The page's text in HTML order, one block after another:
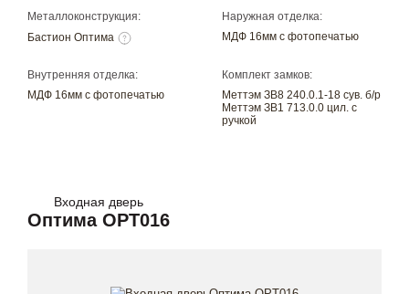
Металлоконструкция:
Бастион Оптима
Наружная отделка:
МДФ 16мм с фотопечатью
Внутренняя отделка:
МДФ 16мм с фотопечатью
Комплект замков:
Меттэм ЗВ8 240.0.1-18 сув. б/р
Меттэм ЗВ1 713.0.0 цил. с
ручкой
Входная дверь
Оптима OPT016